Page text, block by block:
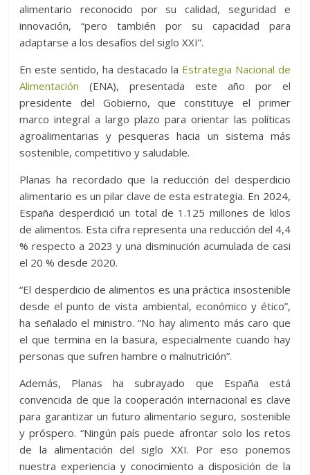
alimentario reconocido por su calidad, seguridad e
innovación, “pero también por su capacidad para
adaptarse a los desafíos del siglo XXI”.
En este sentido, ha destacado la Estrategia Nacional de
Alimentación(ENA), presentada este año por el
presidente del Gobierno, que constituye el primer
marco integral a largo plazo para orientar las políticas
agroalimentarias y pesqueras hacia un sistema más
sostenible, competitivo y saludable.
Planas ha recordado que la reducción del desperdicio
alimentario es un pilar clave de esta estrategia. En 2024,
España desperdició un total de 1.125 millones de kilos
de alimentos. Esta cifra representa una reducción del 4,4
% respecto a 2023 y una disminución acumulada de casi
el 20 % desde 2020.
“El desperdicio de alimentos es una práctica insostenible
desde el punto de vista ambiental, económico y ético”,
ha señalado el ministro. “No hay alimento más caro que
el que termina en la basura, especialmente cuando hay
personas que sufren hambre o malnutrición”.
Además, Planas ha subrayado que España está
convencida de que la cooperación internacional es clave
para garantizar un futuro alimentario seguro, sostenible
y próspero. “Ningún país puede afrontar solo los retos
de la alimentación del siglo XXI. Por eso ponemos
nuestra experiencia y conocimiento a disposición de la